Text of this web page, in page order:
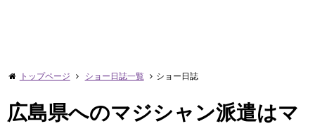
トップページ ショー日誌一覧 ショー日誌
広島県へのマジシャン派遣はマ